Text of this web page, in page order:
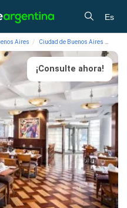
Es
Aires Ciudad de Buenos Aires
¡Consulte ahora!